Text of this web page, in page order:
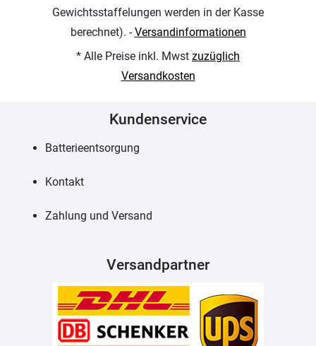
Gewichtsstaffelungen werden in der Kasse
berechnet). -Versandinformationen
* Alle Preise inkl. Mwst zuzüglich
Versandkosten
Kundenservice
Batterieentsorgung
Kontakt
Zahlung und Versand
Versandpartner